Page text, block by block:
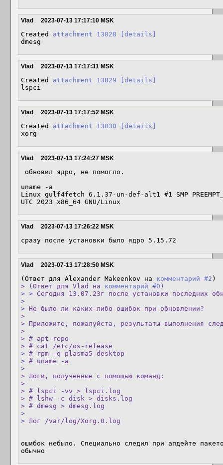
Vlad 2023-07-13 17:17:10 MSK
Created attachment 13828
[details]
dmesg
Vlad 2023-07-13 17:17:31 MSK
Created attachment 13829
[details]
lspci
Vlad 2023-07-13 17:17:52 MSK
Created attachment 13830
[details]
xorg
Vlad 2023-07-13 17:24:27 MSK
uname -a
Linux gulf4fetch 6.1.37-un-def-alt1 #1 SMP
UTC 2023 x86_64 GNU/Linux
Vlad 2023-07-13 17:26:22 MSK
сразу после установки было ядро 5.15.72
Vlad 2023-07-13 17:28:50 MSK
(Ответ для Alexander Makeenkov на комментарий #2
> (Ответ для Vlad на комментарий #0 )
> > Сегодня 13.07.23г после установки последних
>
> Не было ли каких-либо ошибок при обновлении?
>
> Приложите, пожалуйста, результаты выполнения
>
> # apt-repo
> # cat /etc/os-release
> # rpm -q plasma5-desktop
> # uname -a
>
> Логи, полученные с помощью команд:
>
> # lspci -vv > lspci.log
> # lshw -c disk > disks.log
> # dmesg > dmesg.log
>
> Лог /var/log/Xorg.0.log
ошибок небыло. Специально следил при апдейте
обычно